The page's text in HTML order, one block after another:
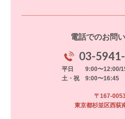
電話でのお問
03-
平日 9:00〜12:00/
土・祝 9:00〜16:45
〒167-
東京都杉並区西荻